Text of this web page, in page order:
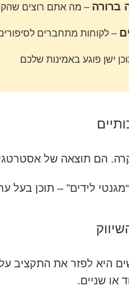
ברורה – מה אתם רוצים
– לקוחות מתחברים
ישן פוגע באמינות שלכם
הם תוצאה של
“מגנטי לידים” – תוכן
היא לפזר את התקציב
או שניים.